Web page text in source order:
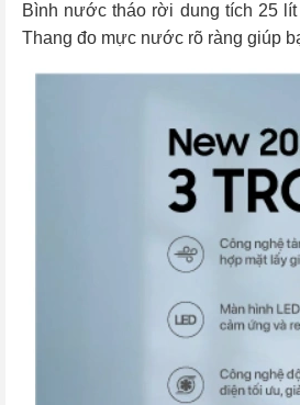
Bình nước tháo rời dung tích 25
Thang đo mực nước rõ ràng giúp